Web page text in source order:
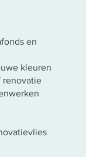
en
kleuren
renovatie